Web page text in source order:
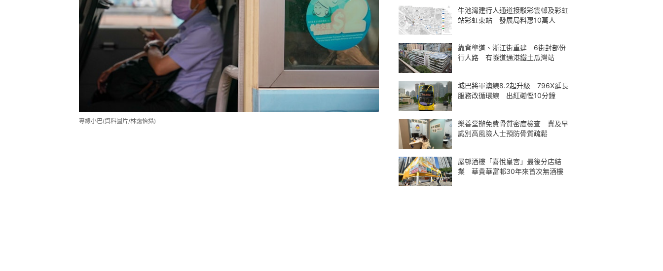
專線小巴(資料圖片/林靄怡攝)
牛池灣建行人通道接駁彩雲邨及彩虹
站彩虹東站 發展局料惠10萬人
靠背壟道、浙江街重建 6街封部份
行人路 有隧道通港鐵土瓜灣站
城巴將軍澳線8.2起升級 796X延長
服務改循環線 出紅磡慳10分鐘
樂善堂辦免費骨質密度檢查 冀及早
識別高風險人士預防骨質疏鬆
屋邨酒樓「喜悅皇宮」最後分店結
業 華貴華富邨30年來首次無酒樓